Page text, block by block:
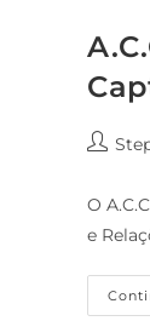
O
e